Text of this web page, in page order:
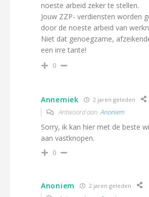
noeste arbeid zeker te stellen.
Jouw ZZP- verdiensten worden
door de noeste arbeid van
Niet dat genoegzame,
een irre tante!
0
Annemiek 2 jaren geleden
Antwoord aanAnoniem
Sorry, ik kan hier met de beste
aan vastknopen.
0
Anoniem 2 jaren geleden